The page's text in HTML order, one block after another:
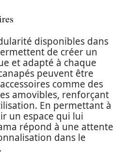
disponibles dans
de créer un
et adapté à chaque
peuvent être
comme des
amovibles, renforçant
En permettant à
un espace qui lui
répond à une attente
dans le